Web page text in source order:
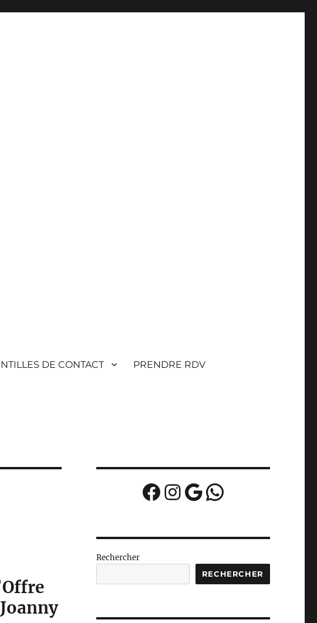
DE CONTACT PRENDRE RDV
Facebook
Instagram
Google
WhatsApp
Rechercher
RECHERCHER